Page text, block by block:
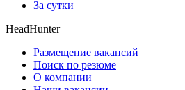
За сутки
HeadHunter
Размещение вакансий
Поиск по резюме
О компании